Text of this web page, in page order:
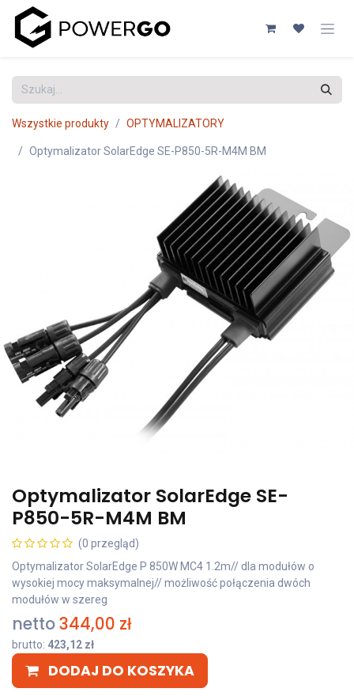
Przejdź do zawartości
Wszystkie produkty OPTYMALIZATORY
Optymalizator SolarEdge SE-P850-5R-M4M BM
Optymalizator SolarEdge SE-
P850-5R-M4M BM
(0 przegląd)
Optymalizator SolarEdge P 850W MC4 1.2m// dla modułów o
wysokiej mocy maksymalnej// możliwość połączenia dwóch
modułów w szereg
netto344,00 zł
brutto: 423,12 zł
DODAJ DO KOSZYKA